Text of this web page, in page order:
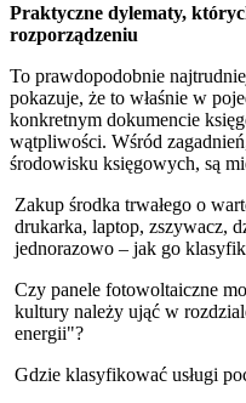
Praktyczne dylematy,
rozporządzeniu
To prawdopodobnie
pokazuje, że to właśnie w
konkretnym dokumencie
wątpliwości. Wśród
środowisku księgowych, są
Zakup środka trwałego o
drukarka, laptop, zszywacz,
jednorazowo – jak go
Czy panele fotowoltaiczne
kultury należy ująć w
energii"?
Gdzie klasyfikować usługi